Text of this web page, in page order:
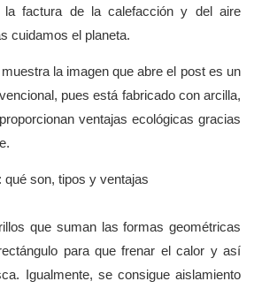
la factura de la calefacción y del aire
cuidamos el planeta.
la imagen que abre el post es un
pues está fabricado con arcilla,
ventajas ecológicas gracias
que suman las formas geométricas
para que frenar el calor y así
Igualmente, se consigue aislamiento